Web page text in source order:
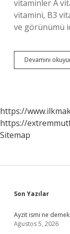
vitaminler A
vitamini, B3
ve görünümü
Devamını
https://
https://
Sitemap
Son Yazılar
Ayzit ismi ne demek
Ağustos 5, 2026